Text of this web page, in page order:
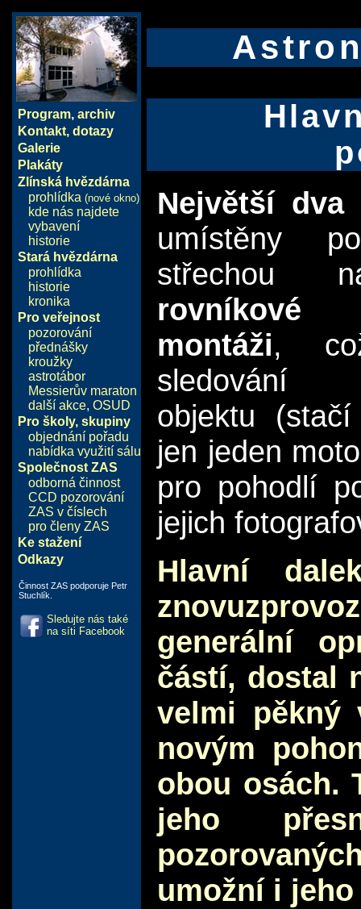
Program, archiv
Kontakt, dotazy
Galerie
Plakáty
Zlínská hvězdárna
prohlídka (nové okno)
kde nás najdete
vybavení
historie
Stará hvězdárna
prohlídka
historie
kronika
Pro veřejnost
pozorování
přednášky
kroužky
astrotábor
Messierův maraton
další akce, OSUD
Pro školy, skupiny
objednání pořadu
nabídka využití sálu
Společnost ZAS
odborná činnost
CCD pozorování
ZAS v číslech
pro členy ZAS
Ke stažení
Odkazy
Činnost ZAS podporuje Petr
Stuchlík.
Sledujte nás také
na síti Facebook
Největší dva
umístěny
střechou
montáži,
sledování
objektu
jen jeden
pro pohodlí
jejich
Hlavní
generální
částí, dostal
velmi pěkný
novým
obou osách.
jeho
umožní i